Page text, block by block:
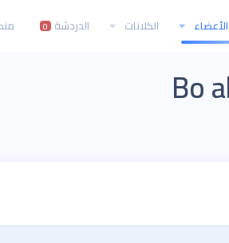
الأعضاء الكلانات الدردشة 0